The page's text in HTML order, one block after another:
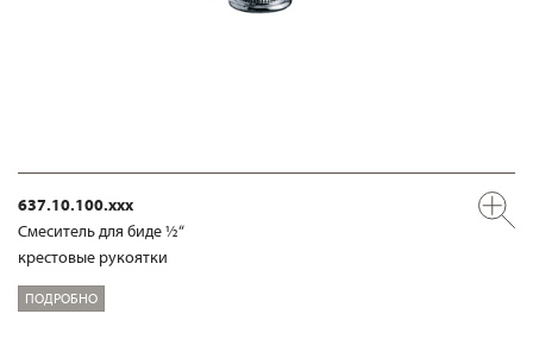
637.10.100.xxx
Смеситель для биде ½“
крестовые рукоятки
ПОДРОБНО